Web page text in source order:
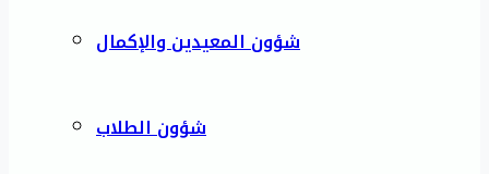
شؤون المعيدين والإكمال
شؤون الطلاب